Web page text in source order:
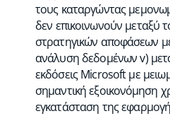
τους καταργώντας
δεν επικοινωνούν μεταξύ
στρατηγικών αποφάσεων
ανάλυση δεδομένων v)
εκδόσεις Microsoft με
σημαντική εξοικονόμηση
εγκατάσταση της